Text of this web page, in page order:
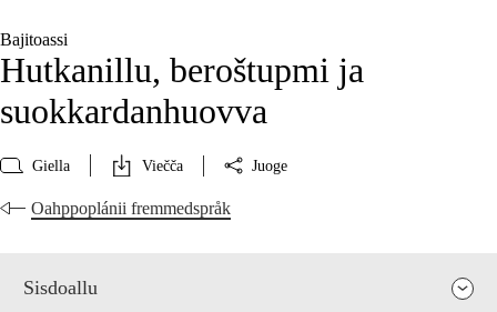
Bajitoassi
Hutkanillu, beroštupmi ja
suokkardanhuovva
Giella Viečča Juoge
Oahppoplánii fremmedspråk
Sisdoallu